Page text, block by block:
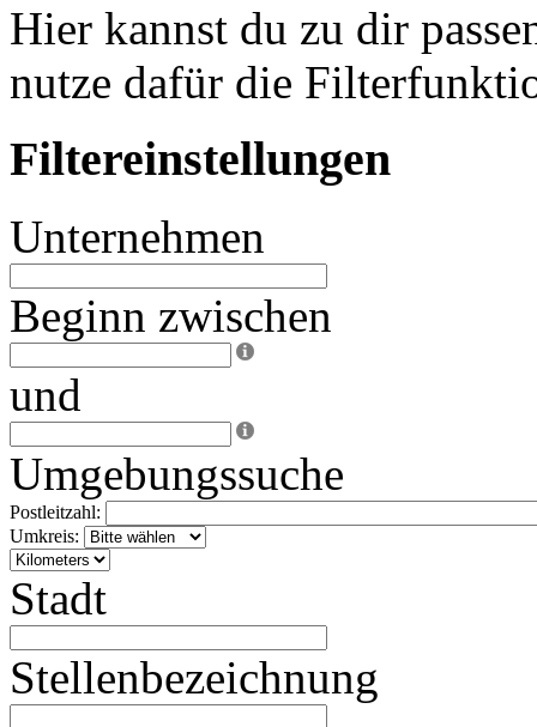
Hier kannst du zu dir
nutze dafür die
Filtereinstellungen
Unternehmen
Beginn zwischen
und
Umgebungssuche
Postleitzahl:
Umkreis:
Stadt
Stellenbezeichnung